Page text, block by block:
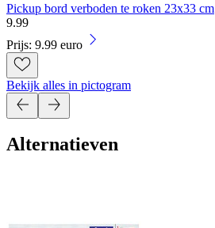
Pickup bord verboden te roken 23x33 cm
9.99
Prijs: 9.99 euro
Bekijk alles in pictogram
Alternatieven